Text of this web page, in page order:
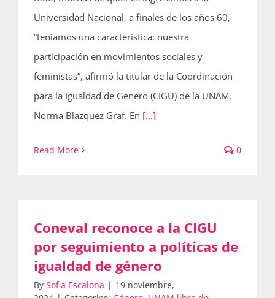
Universidad Nacional, a finales de los años 60,
“teníamos una característica: nuestra
participación en movimientos sociales y
feministas”, afirmó la titular de la Coordinación
para la Igualdad de Género (CIGU) de la UNAM,
Norma Blazquez Graf. En [...]
Read More 0
Coneval reconoce a la CIGU
por seguimiento a políticas de
igualdad de género
By Sofia Escalona | 19 noviembre,